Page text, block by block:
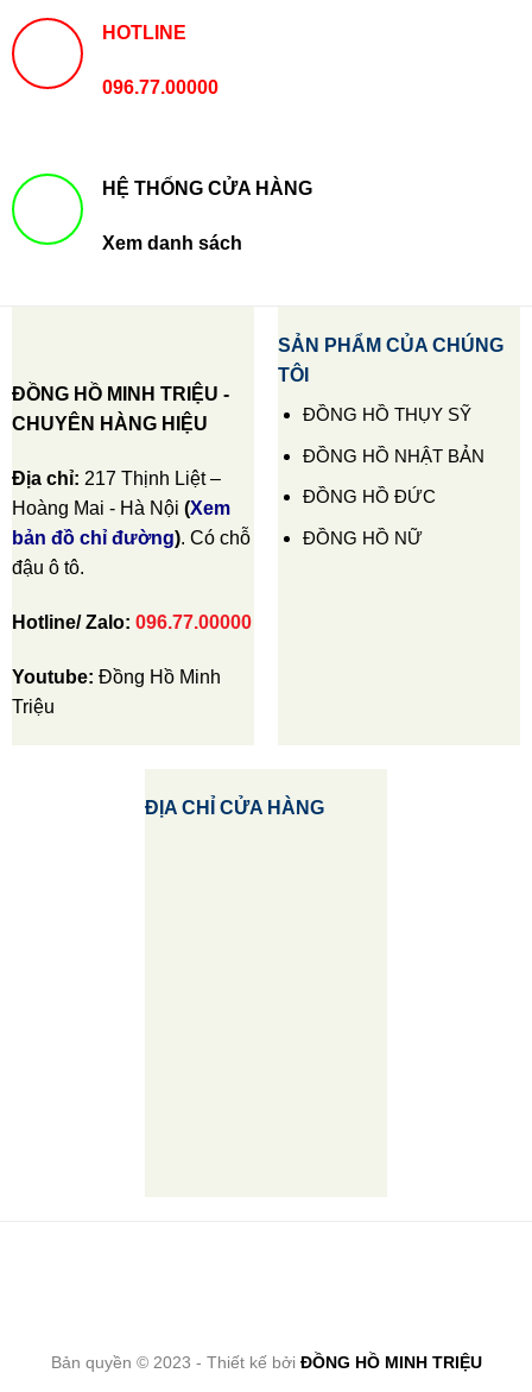
HOTLINE
096.77.00000
HỆ THỐNG CỬA HÀNG
Xem danh sách
ĐỒNG HỒ MINH TRIỆU -
CHUYÊN HÀNG HIỆU
Địa chỉ: 217 Thịnh Liệt –
Hoàng Mai - Hà Nội (Xem
bản đồ chỉ đường). Có chỗ
đậu ô tô.
Hotline/ Zalo: 096.77.00000
Youtube: Đồng Hồ Minh
Triệu
SẢN PHẨM CỦA CHÚNG
TÔI
ĐỒNG HỒ THỤY SỸ
ĐỒNG HỒ NHẬT BẢN
ĐỒNG HỒ ĐỨC
ĐỒNG HỒ NỮ
ĐỊA CHỈ CỬA HÀNG
Bản quyền © 2023 - Thiết kế bởi ĐỒNG HỒ MINH TRIỆU